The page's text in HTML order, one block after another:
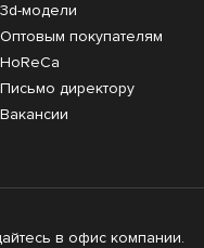
3d-модели
Оптовым покупателям
HoReCa
Письмо директору
Вакансии
в офис компании.